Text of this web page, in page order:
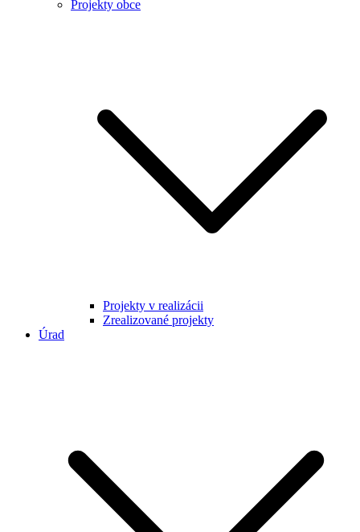
Projekty obce
Projekty v realizácii
Zrealizované projekty
Úrad